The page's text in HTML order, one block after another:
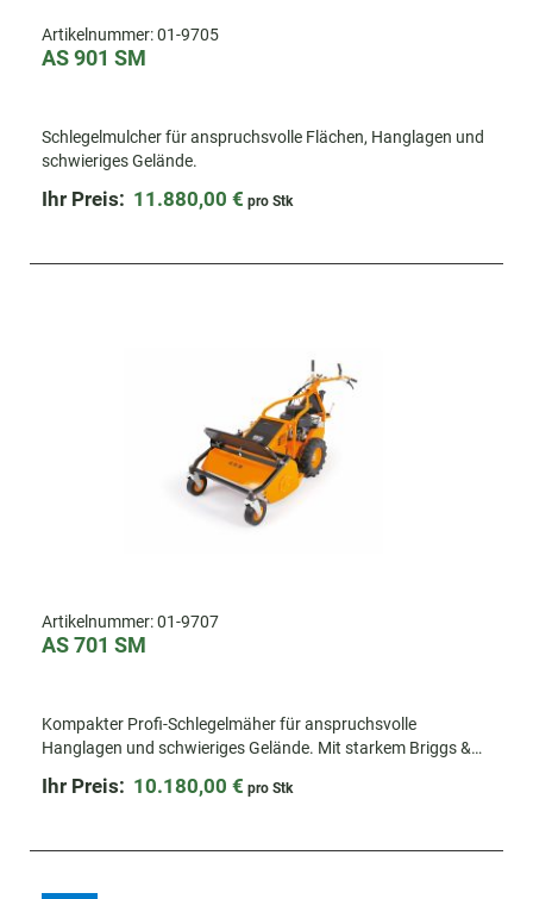
Artikelnummer:01-9705
AS 901 SM
Schlegelmulcher für anspruchsvolle Flächen, Hanglagen und
schwieriges Gelände.
Ihr Preis: 11.880,00 € pro Stk
Artikelnummer:01-9707
AS 701 SM
Kompakter Profi-Schlegelmäher für anspruchsvolle
Hanglagen und schwieriges Gelände. Mit starkem Briggs &
Ihr Preis: 10.180,00 € pro Stk